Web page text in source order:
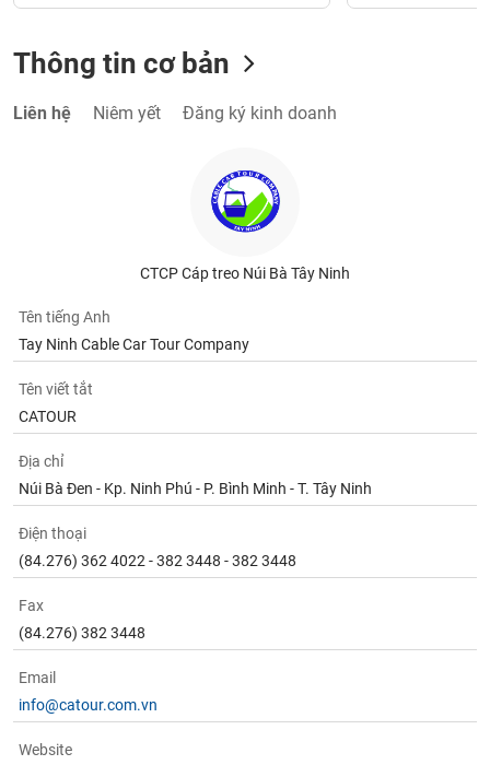
Thông tin cơ bản
Liên hệ Niêm yết Đăng ký kinh doanh
CTCP Cáp treo Núi Bà Tây Ninh
Tên tiếng Anh
Tay Ninh Cable Car Tour Company
Tên viết tắt
CATOUR
Địa chỉ
Núi Bà Đen - Kp. Ninh Phú - P. Bình Minh - T. Tây Ninh
Điện thoại
(84.276) 362 4022 - 382 3448 - 382 3448
Fax
(84.276) 382 3448
Email
info@catour.com.vn
Website